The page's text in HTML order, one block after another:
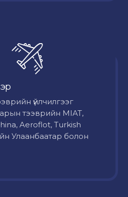
үйлчилгээг
тээврийн MIAT,
Aeroflot, Turkish
Улаанбаатар болон